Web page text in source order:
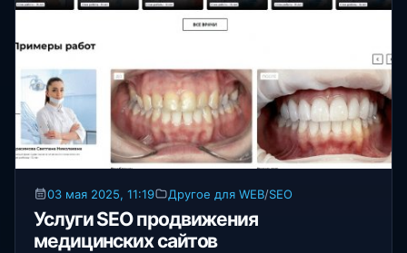
03 мая 2025, 11:19 Другое для WEB/SEO
Услуги SEO продвижения
медицинских сайтов